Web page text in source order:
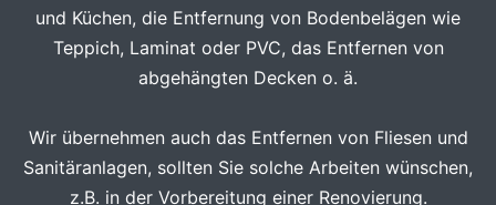
und Küchen, die Entfernung von Bodenbelägen wie
Teppich, Laminat oder PVC, das Entfernen von
abgehängten Decken o. ä.
Wir übernehmen auch das Entfernen von Fliesen und
Sanitäranlagen, sollten Sie solche Arbeiten wünschen,
z.B. in der Vorbereitung einer Renovierung.